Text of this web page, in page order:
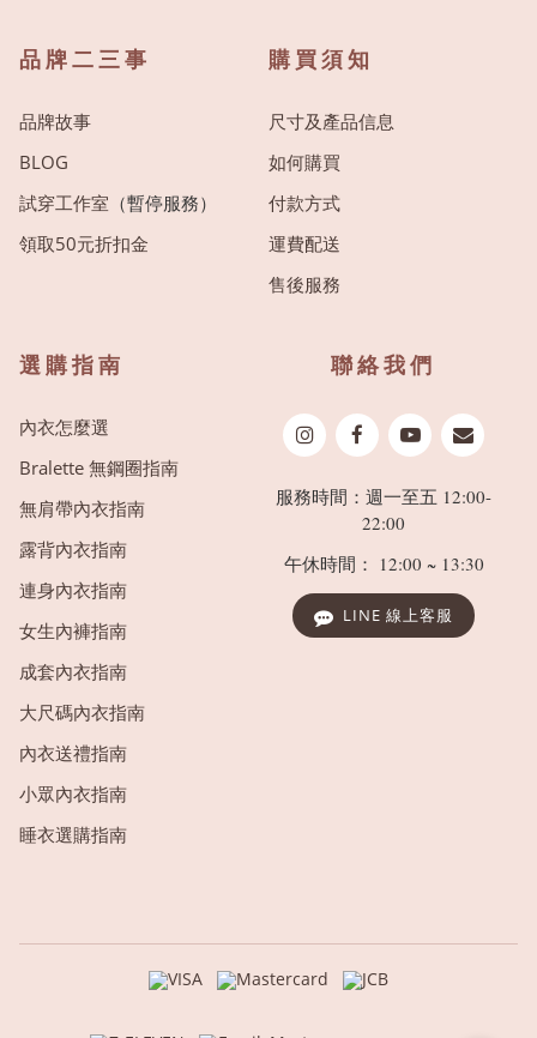
品牌二三事
品牌故事
BLOG
試穿工作室 （暫停服務）
領取50元折扣金
購買須知
尺寸及產品信息
如何購買
付款方式
運費配送
售後服務
選購指南
內衣怎麼選
Bralette 無鋼圈指南
無肩帶內衣指南
露背內衣指南
連身內衣指南
女生內褲指南
成套內衣指南
大尺碼內衣指南
內衣送禮指南
小眾內衣指南
睡衣選購指南
聯絡我們
服務時間：週一至五 12:00-
22:00
午休時間： 12:00 ~ 13:30
LINE 線上客服